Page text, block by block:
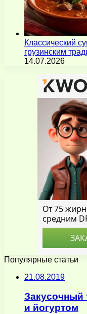
Классический
грузинским
14.07.2026
Популярные статьи
21.08.2019
Закусочный
и йогуртом